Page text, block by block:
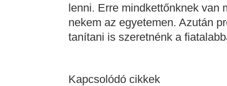
lenni. Erre mindkettőnknek van
nekem az egyetemen. Azután
tanítani is szeretnénk a
Kapcsolódó cikkek